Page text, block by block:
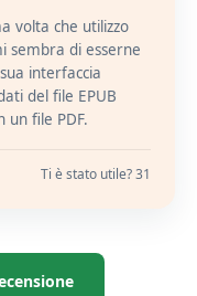
volta che utilizzo
sembra di esserne
interfaccia
del file EPUB
un file PDF.
Ti è stato utile? 31